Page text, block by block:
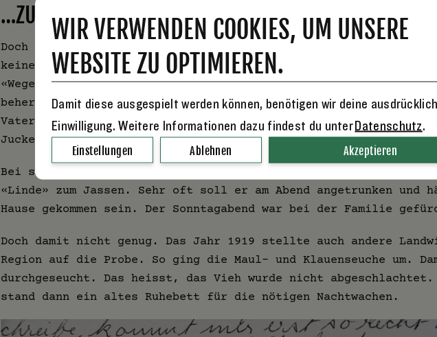
…ZU EINEM HOHEN PREIS
Doch dieser Hermann war ein unangenehmer Zeitgenosse. Er
keinen leichten Start ins Leben gehabt und war ohne Vater
«Wegen einer Kleinigkeit konnte Hermann sich aufregen und kaum
beherrschen. Gott sei Dank hatten wir einen guten Nachbarn.
Vater Lüscher den tobsüchtigen Stiefvater beruhigen», schreibt
Jucker.
Bei schönstem Wetter am Sonntagnachmittag ging der Hermann
«Linde» zum Jassen. Sehr oft soll er am Abend angetrunken und
Hause gekommen sein. Der Sonntagabend war bei der Familie
Doch damit nicht genug. Das Jahr 1919 stellte auch andere
Region auf die Probe. So ging die Maul- und Klauenseuche um.
durchgeseucht. Das heisst, das Vieh wurde nicht
stand dann ein altes Ruhebett für die nötigen Nachtwachen.
WIR VERWENDEN COOKIES, UM UNSERE
WEBSITE ZU OPTIMIEREN.
Damit diese ausgespielt werden können, benötigen wir deine
Einwilligung. Weitere Informationen dazu findest du unterDatenschutz.
Einstellungen Ablehnen Akzeptieren